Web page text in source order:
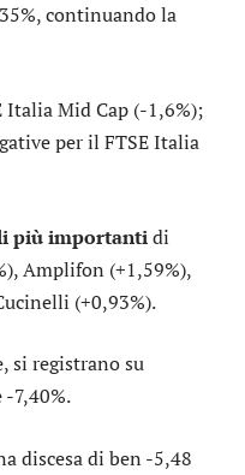
continuando la
Italia Mid Cap (-1,6%);
per il FTSE Italia
più importantidi
Amplifon (+1,59%),
(+0,93%).
si registrano su
-7,40%.
discesa di ben -5,48